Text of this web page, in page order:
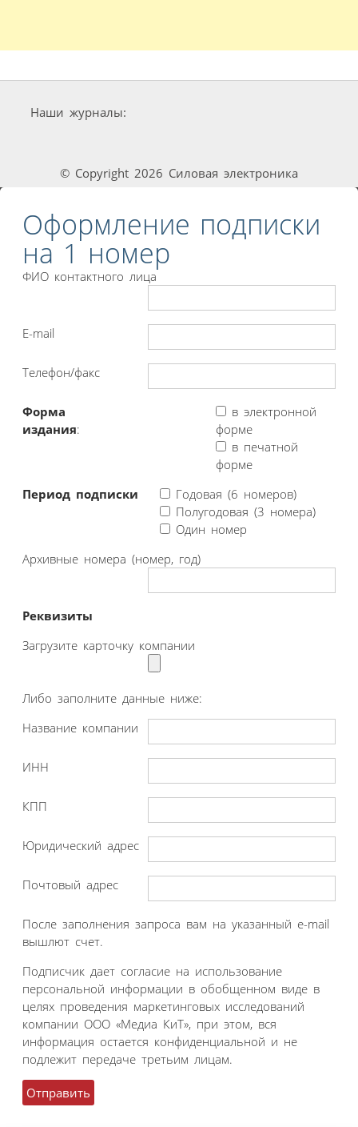
Наши журналы:
© Copyright 2026 Силовая электроника
Оформление подписки
на 1 номер
ФИО контактного лица
E-mail
Телефон/факс
Форма
издания:
в электронной
форме
в печатной
форме
Период подписки
Годовая (6 номеров)
Полугодовая (3 номера)
Один номер
Архивные номера (номер, год)
Реквизиты
Загрузите карточку компании
Либо заполните данные ниже:
Название компании
ИНН
КПП
Юридический адрес
Почтовый адрес
После заполнения запроса вам на указанный e-mail
вышлют счет.
Подписчик дает согласие на использование
персональной информации в обобщенном виде в
целях проведения маркетинговых исследований
компании ООО «Медиа КиТ», при этом, вся
информация остается конфиденциальной и не
подлежит передаче третьим лицам.